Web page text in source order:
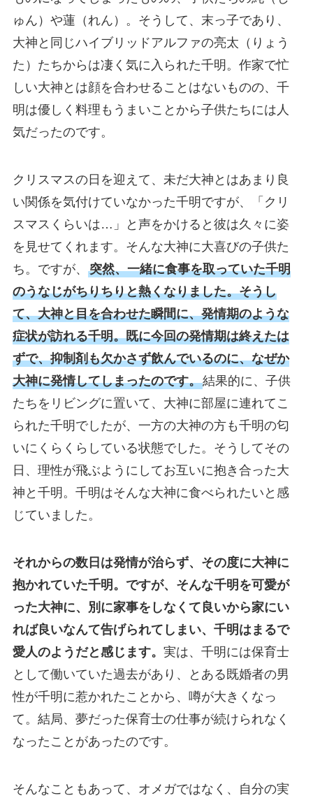
ゅん）や蓮（れん）。そうして、末っ子であり、
大神と同じハイブリッドアルファの亮太（りょう
た）たちからは凄く気に入られた千明。作家で忙
しい大神とは顔を合わせることはないものの、千
明は優しく料理もうまいことから子供たちには人
気だったのです。
クリスマスの日を迎えて、未だ大神とはあまり良
い関係を気付けていなかった千明ですが、「クリ
スマスくらいは…」と声をかけると彼は久々に姿
を見せてくれます。そんな大神に大喜びの子供た
ち。ですが、 突然、一緒に食事を取っていた千明
のうなじがちりちりと熱くなりました。そうし
て、大神と目を合わせた瞬間に、発情期のような
症状が訪れる千明。既に今回の発情期は終えたは
ずで、抑制剤も欠かさず飲んでいるのに、なぜか
大神に発情してしまったのです。結果的に、子供
たちをリビングに置いて、大神に部屋に連れてこ
られた千明でしたが、一方の大神の方も千明の匂
いにくらくらしている状態でした。そうしてその
日、理性が飛ぶようにしてお互いに抱き合った大
神と千明。千明はそんな大神に食べられたいと感
じていました。
それからの数日は発情が治らず、その度に大神に
抱かれていた千明。ですが、そんな千明を可愛が
った大神に、別に家事をしなくて良いから家にい
れば良いなんて告げられてしまい、千明はまるで
愛人のようだと感じます。 実は、千明には保育士
として働いていた過去があり、とある既婚者の男
性が千明に惹かれたことから、噂が大きくなっ
て。結局、夢だった保育士の仕事が続けられなく
なったことがあったのです。
そんなこともあって、オメガではなく、自分の実